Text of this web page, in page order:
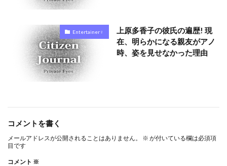
Entertainer♀
上原多香子の彼氏の遍歴! 現
在、明らかになる親友がアノ
時、姿を見せなかった理由
コメントを書く
メールアドレスが公開されることはありません。 ※ が付いている欄は必須項
目です
コメント ※